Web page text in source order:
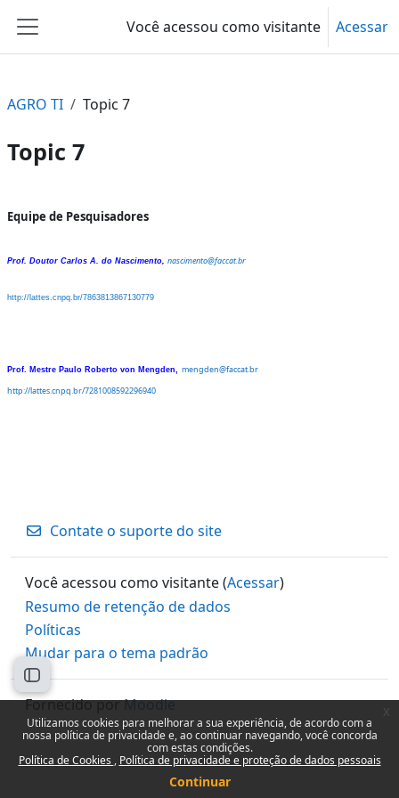
Utilizamos cookies para melhorar a sua experiência, de acordo com a
nossa política de privacidade e, ao continuar navegando, você concorda
com estas condições.
Política de Cookies
Política de privacidade e proteção de dados pessoais
Continuar
Painel lateral
Você acessou como visitante Acessar
Abrir índice do curso
AGRO TI Topic 7
Topic 7
Equipe de Pesquisadores
Prof. Doutor Carlos A. do Nascimento nascimento@faccat.br
http://lattes.cnpq.br/7863813867130779
Prof. Mestre Paulo Roberto von Mengden,
mengden@faccat.br
http://lattes.cnpq.br/7281008592296940
Contate o suporte do site
Você acessou como visitante (Acessar)
Resumo de retenção de dados
Políticas
Mudar para o tema padrão
Fornecido porMoodle